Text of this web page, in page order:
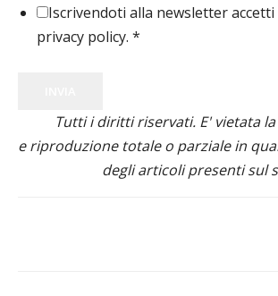
Iscrivendoti alla newsletter
privacy policy. *
Tutti i diritti riservati. E' vietata
e riproduzione totale o parziale in
degli articoli presenti sul